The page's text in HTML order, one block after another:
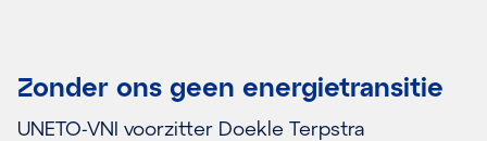
Zonder ons geen energietransitie
UNETO-VNI voorzitter Doekle Terpstra